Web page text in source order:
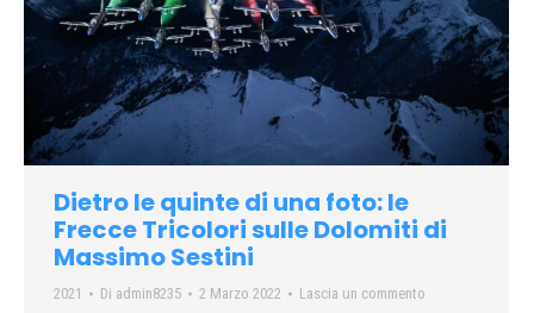
Dietro le quinte di una foto: le
Frecce Tricolori sulle Dolomiti di
Massimo Sestini
2021 Di admin8235 2 Marzo 2022 Lascia un commento